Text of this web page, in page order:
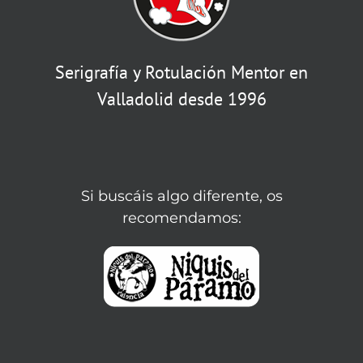
Serigrafía y Rotulación Mentor en
Valladolid desde 1996
Si buscáis algo diferente, os
recomendamos: